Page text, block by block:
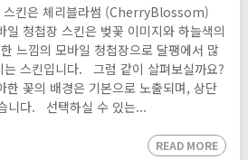
킨은 체리블라썸 (CherryBlossom)
청첩장 스킨은 벚꽃 이미지와 하늘색의
느낌의 모바일 청첩장으로 달팽에서 많
는 스킨입니다. 그럼 같이 살펴보실까요?
꽃의 배경은 기본으로 노출되며, 상단
니다. 선택하실 수 있는...
READ MORE